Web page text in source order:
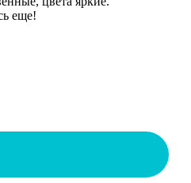
еще!